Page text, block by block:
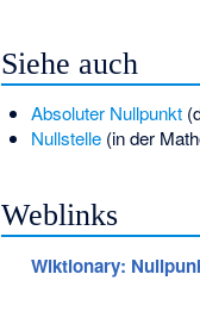
Siehe auch
Absoluter Nullpunkt
Nullstelle(in der
Weblinks
Wiktionary: